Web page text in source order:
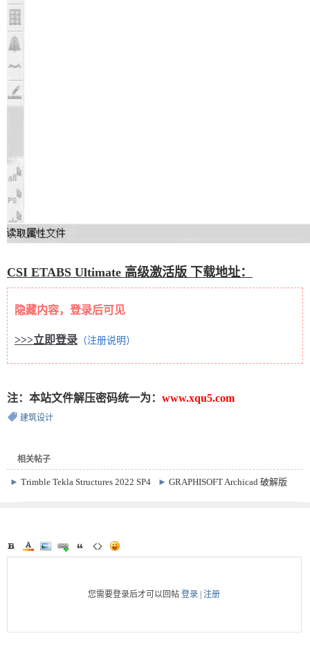
CSI ETABS Ultimate 高级激活版 下载地址：
隐藏内容，登录后可见
>>>立即登录 （注册说明）
注：本站文件解压密码统一为： www.xqu5.com
建筑设计
相关帖子
►Trimble Tekla Structures 2022 SP4
►GRAPHISOFT Archicad 破解版
您需要登录后才可以回帖登录 |注册